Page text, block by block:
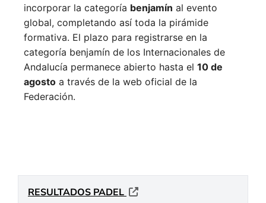
incorporar la categoría benjamín al evento
global, completando así toda la pirámide
formativa. El plazo para registrarse en la
categoría benjamín de los Internacionales de
Andalucía permanece abierto hasta el 10 de
agosto a través de la web oficial de la
Federación.